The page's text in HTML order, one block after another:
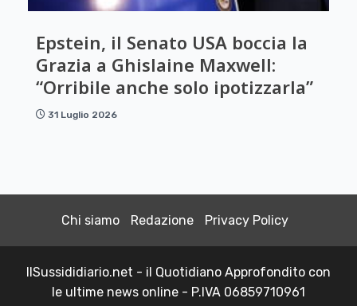
Epstein, il Senato USA boccia la
Grazia a Ghislaine Maxwell:
“Orribile anche solo ipotizzarla”
31 Luglio 2026
Chi siamo Redazione Privacy Policy
IlSussididiario.net - il Quotidiano Approfondito con
le ultime news online - P.IVA 06859710961